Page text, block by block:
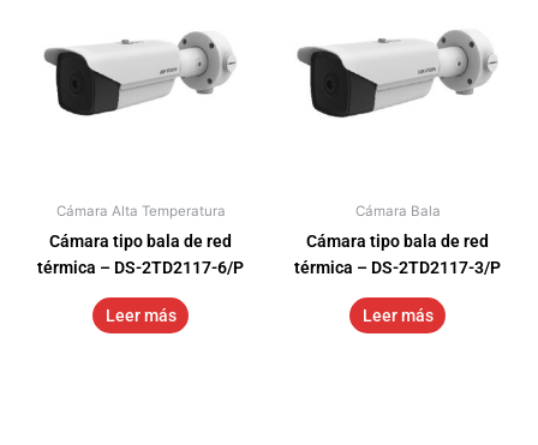
Cámara Alta Temperatura
Cámara tipo bala de red
térmica – DS-2TD2117-6/P
Leer más
Cámara Bala
Cámara tipo bala de red
térmica – DS-2TD2117-3/P
Leer más